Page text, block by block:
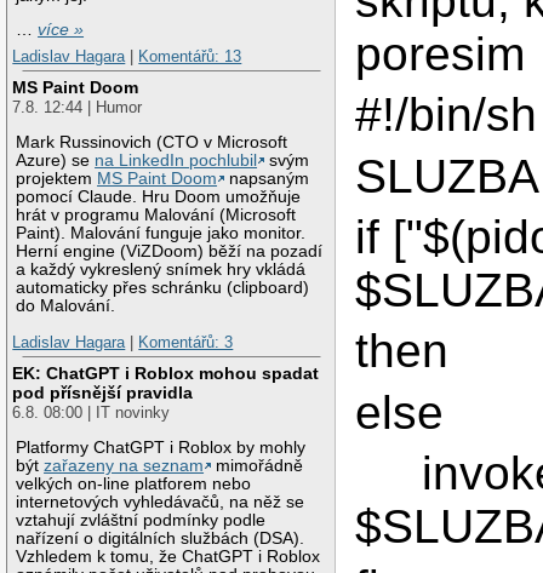
…více »
Ladislav Hagara
Komentářů: 13
MS Paint Doom
7.8. 12:44 | Humor
Mark Russinovich (CTO v Microsoft
Azure) se na LinkedIn pochlubil
svým
projektem MS Paint Doom
napsaným
pomocí Claude. Hru Doom umožňuje
hrát v programu Malování (Microsoft
Paint). Malování funguje jako monitor.
Herní engine (ViZDoom) běží na pozadí
a každý vykreslený snímek hry vkládá
automaticky přes schránku (clipboard)
do Malování.
Ladislav Hagara
Komentářů: 3
EK: ChatGPT i Roblox mohou spadat
pod přísnější pravidla
6.8. 08:00 | IT novinky
Platformy ChatGPT i Roblox by mohly
býtzařazeny na seznam
mimořádně
velkých on-line platforem nebo
internetových vyhledávačů, na něž se
vztahují zvláštní podmínky podle
nařízení o digitálních službách (DSA).
Vzhledem k tomu, že ChatGPT i Roblox
poresim
#!/bin/sh
if
then
else